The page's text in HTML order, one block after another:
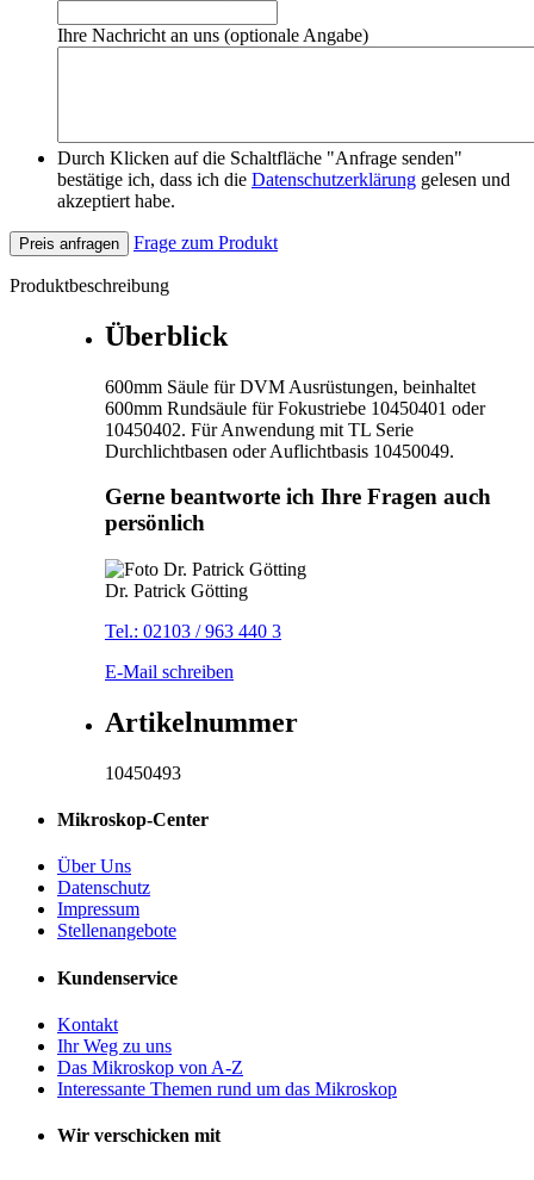
Ihre Nachricht an uns (optionale Angabe)
Durch Klicken auf die Schaltfläche "Anfrage senden"
bestätige ich, dass ich die Datenschutzerklärung gelesen und
akzeptiert habe.
Preis anfragen Frage zum Produkt
Produktbeschreibung
Überblick
600mm Säule für DVM Ausrüstungen, beinhaltet
600mm Rundsäule für Fokustriebe 10450401 oder
10450402. Für Anwendung mit TL Serie
Durchlichtbasen oder Auflichtbasis 10450049.
Gerne beantworte ich Ihre Fragen auch
persönlich
Dr. Patrick Götting
Tel.: 02103 / 963 440 3
E-Mail schreiben
Artikelnummer
10450493
Mikroskop-Center
Über Uns
Datenschutz
Impressum
Stellenangebote
Kundenservice
Kontakt
Ihr Weg zu uns
Das Mikroskop von A-Z
Interessante Themen rund um das Mikroskop
Wir verschicken mit